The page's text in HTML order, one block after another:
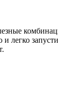
легко